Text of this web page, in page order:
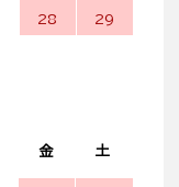
28 29
金 土